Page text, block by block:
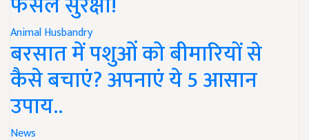
Animal Husbandry
बरसात में पशुओं को बीमारियों से
कैसे बचाएं? अपनाएं ये 5 आसान
उपाय..
News